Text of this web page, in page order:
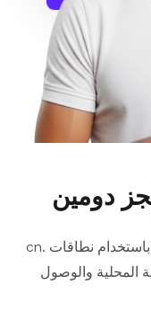
دومين
اكتشف قوة المشهد الرقمي في الصين باستخدام نطاقات .cn
المحلية والوصول